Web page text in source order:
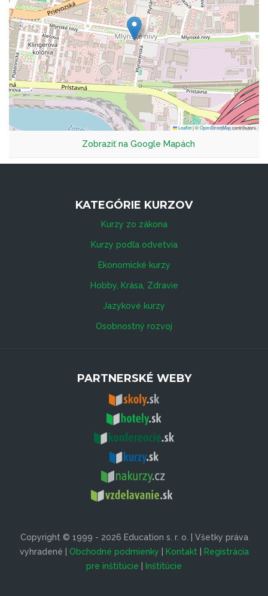
Leaflet|©OpenStreetMapcontributors
Zobraziť na Google Mapách
KATEGÓRIE KURZOV
Kurzy zo zákona
Kurzy podľa odvetvia
Ekonomické kurzy
Hobby, Krása, Zdravie
Jazykové kurzy
Osobnostný rozvoj
PARTNERSKÉ WEBY
Copyright © 1999 - 2026 Education s. r. o. | Všetky práva
vyhradené | Obchodné podmienky Kontakt|
Registrácia
pre inštitúcie
Inštitúcie